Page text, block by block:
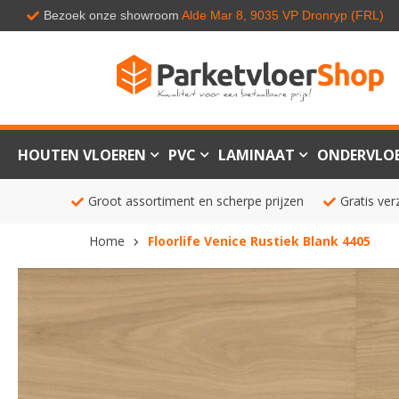
Bezoek onze showroom Alde Mar 8, 9035 VP Dronryp (FRL)
HOUTEN VLOEREN PVC LAMINAAT
Groot assortiment en scherpe prijzen Gratis
Home Floorlife Venice Rustiek Blank 4405
einde